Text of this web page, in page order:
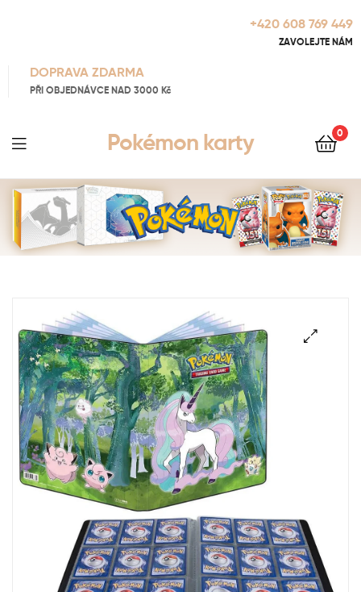
+420 608 769 449
ZAVOLEJTE NÁM
DOPRAVA ZDARMA
PŘI OBJEDNÁVCE NAD 3000 Kč
Pokémon karty 0